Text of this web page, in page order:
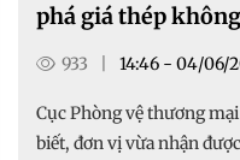
phá giá thép
933 14:46 - 04/06/
Cục Phòng vệ thương
biết, đơn vị vừa nhận